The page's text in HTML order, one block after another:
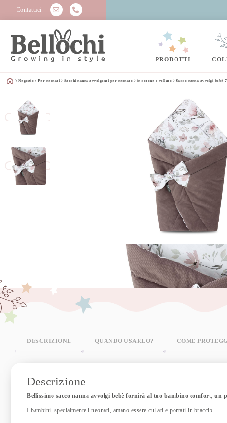
Contattaci
PRODOTTI
Negozio Per neonati Sacchi nanna avvolgenti per neonato in cotone e velluto Sacco nanna avvolgi bebè
DESCRIZIONE QUANDO USARLO? COME
Descrizione
Bellissimo sacco nanna avvolgi bebè fornirà al tuo bambino comfort, un
I bambini, specialmente i neonati, amano essere cullati e portati in braccio.